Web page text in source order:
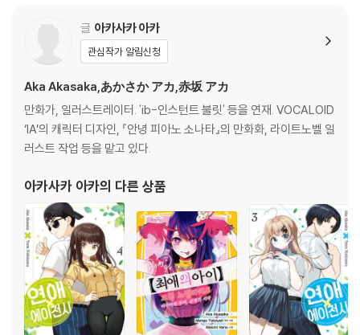
글 아카사카 아카
관심작가 알림신청
Aka Akasaka,あかさか アカ,赤坂 アカ
만화가, 일러스트레이터. 'ib-인스턴트 불릿' 등을 연재. VOCALOID
‘IA’의 캐릭터 디자인, 『안녕 피아노 소나타』의 만화화, 라이트노벨 일
러스트 작업 등을 맡고 있다.
아카사카 아카의 다른 상품